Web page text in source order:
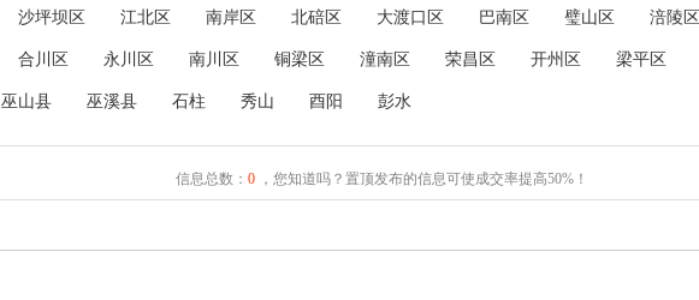
沙坪坝区 江北区 南岸区 北碚区 大渡口区 巴南区 璧山区 涪陵区
合川区 永川区 南川区 铜梁区 潼南区 荣昌区 开州区 梁平区
巫山县 巫溪县 石柱 秀山 酉阳 彭水
信息总数： 0，您知道吗？置顶发布的信息可使成交率提高50%！